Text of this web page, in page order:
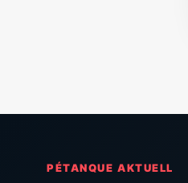
PÉTANQUE AKTUELL